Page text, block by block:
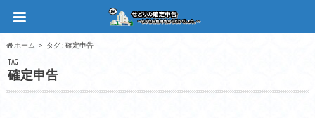
ホーム タグ : 確定申告
TAG
確定申告